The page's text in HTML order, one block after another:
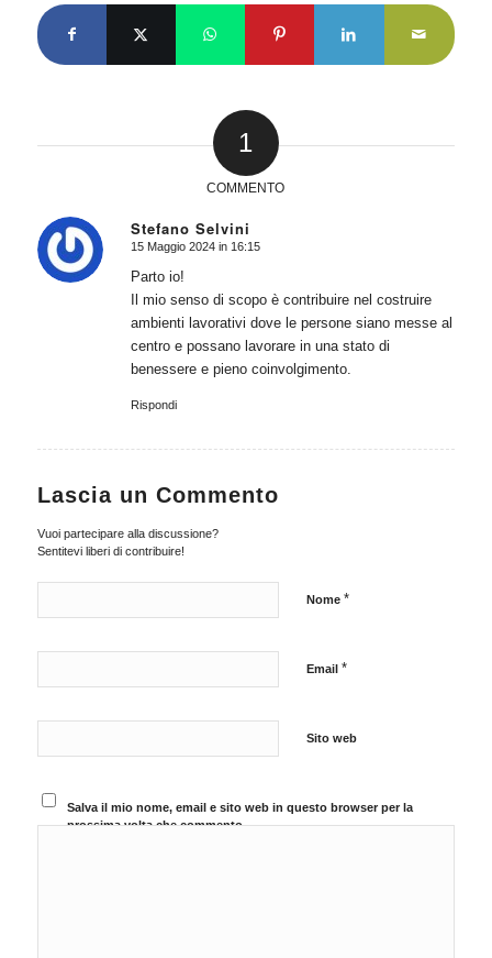
1
COMMENTO
Stefano Selvini
dice:
15 Maggio 2024 in 16:15
Parto io!
Il mio senso di scopo è contribuire nel costruire
ambienti lavorativi dove le persone siano messe al
centro e possano lavorare in una stato di
benessere e pieno coinvolgimento.
Rispondi
Lascia un Commento
Vuoi partecipare alla discussione?
Sentitevi liberi di contribuire!
Nome *
Email *
Sito web
Salva il mio nome, email e sito web in questo browser per la
prossima volta che commento.